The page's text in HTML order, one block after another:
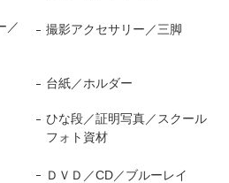
／
撮影アクセサリー／三脚
台紙／ホルダー
ひな段／証明写真／スクール
フォト資材
ＤＶＤ／CD／ブルーレイ